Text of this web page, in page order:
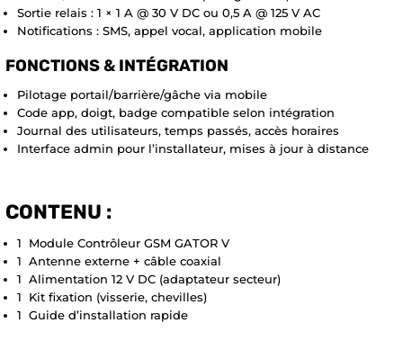
Sortie relais : 1 × 1 A @ 30 V DC ou 0,5 A @ 125 V AC
Notifications : SMS, appel vocal, application mobile
FONCTIONS & INTÉGRATION
Pilotage portail/barrière/gâche via mobile
Code app, doigt, badge compatible selon intégration
Journal des utilisateurs, temps passés, accès horaires
Interface admin pour l’installateur, mises à jour à distance
CONTENU :
1 Module Contrôleur GSM GATOR V
1 Antenne externe + câble coaxial
1 Alimentation 12 V DC (adaptateur secteur)
1 Kit fixation (visserie, chevilles)
1 Guide d’installation rapide